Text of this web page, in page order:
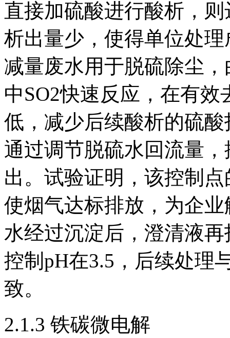
直接加硫酸进行酸析，
析出量少，使得单位处
减量废水用于脱硫除尘
中SO2快速反应，在有效
低，减少后续酸析的硫
通过调节脱硫水回流量
出。试验证明，该控制
使烟气达标排放，为企
水经过沉淀后，澄清液
控制pH在3.5，后续处理
致。
2.1.3 铁碳微电解